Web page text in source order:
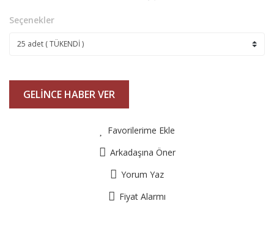
Seçenekler
GELİNCE HABER VER
Favorilerime Ekle
Arkadaşına Öner
Yorum Yaz
Fiyat Alarmı